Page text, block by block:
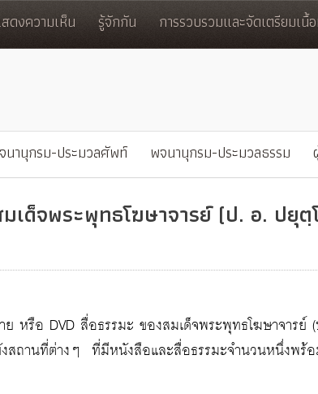
ดงความเห็น รู้จักกัน การรวบรวมและจัดเตรียมเนื้
นานุกรม-ประมวลศัพท์ พจนานุกรม-ประมวลธรรม
เด็จพระพุทธโฆษาจารย์ (ป. อ. ปยุตฺ
หรือ DVD สื่อธรรมะ ของสมเด็จพระพุทธโฆษาจารย์
สถานที่ต่างๆ ที่มีหนังสือและสื่อธรรมะจำนวนหนึ่งพร้